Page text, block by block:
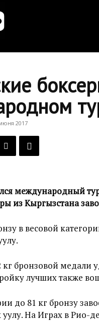
Новости
Кыргызстана
2017
международный
из Кыргызстана
в весовой
кг бронзовой медали
лучших также
до 81 кг бронзу
На Играх в Рио-